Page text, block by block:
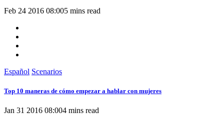
Feb 24 2016 08:005 mins read
Español Scenarios
Top 10 maneras de cómo empezar a hablar con mujeres
Jan 31 2016 08:004 mins read